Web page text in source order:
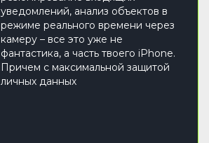
уведомлений, анализ объектов в
режиме реального времени через
камеру – все это уже не
фантастика, а часть твоего iPhone.
Причем с максимальной защитой
личных данных